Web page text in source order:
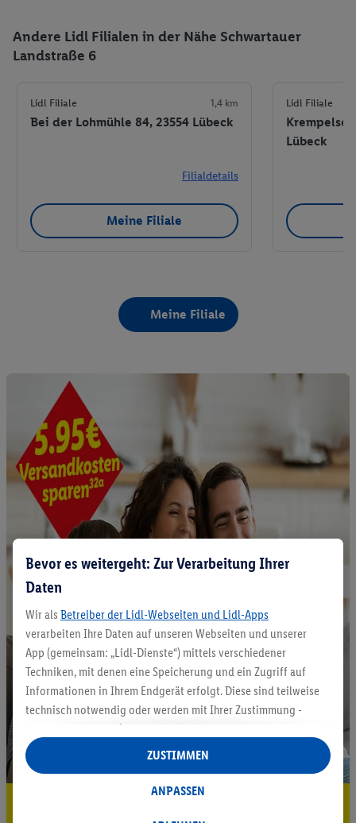
Andere Lidl Filialen in der Nähe Schwartauer
Landstraße 6
Lidl Filiale 1,4 km
Bei der Lohmühle 84, 23554 Lübeck
Filialdetails
Meine Filiale
Lidl Filiale
Lübeck
Meine Filiale
Bevor es weitergeht: Zur Verarbeitung Ihrer
Daten
Wir als Betreiber der Lidl-Webseiten und Lidl-Apps
verarbeiten Ihre Daten auf unseren Webseiten und unserer
App (gemeinsam: „Lidl-Dienste“) mittels verschiedener
Techniken, mit denen eine Speicherung und ein Zugriff auf
Informationen in Ihrem Endgerät erfolgt. Diese sind teilweise
technisch notwendig oder werden mit Ihrer Zustimmung -
auch durch Partner (u.a.
Verantwortliche; im Zusammenhang mit dem IAB TCF
insgesamt
Statistik-Erstellung oder für personalisierte Werbung
ANPASSEN
ZUSTIMMEN